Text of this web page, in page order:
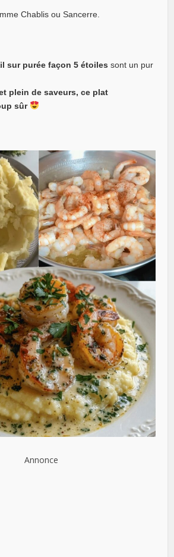
Chablis ou Sancerre.
sur purée façon 5 étoiles sont un pur
plein de saveurs, ce plat
sûr
Annonce